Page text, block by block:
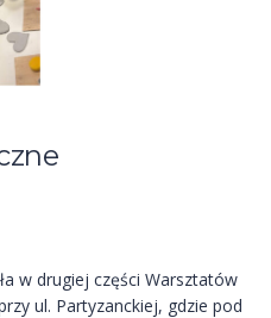
w drugiej części Warsztatów
ul. Partyzanckiej, gdzie pod